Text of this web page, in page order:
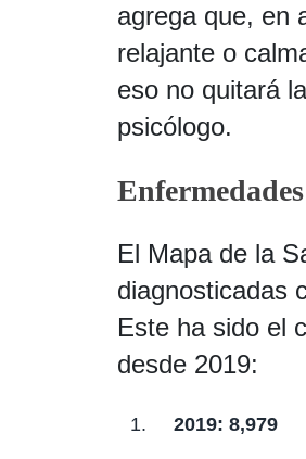
agrega que, en
relajante o
eso no quitará
psicólogo.
El Mapa de la
diagnosticadas
Este ha sido el
desde 2019:
2019: 8,979